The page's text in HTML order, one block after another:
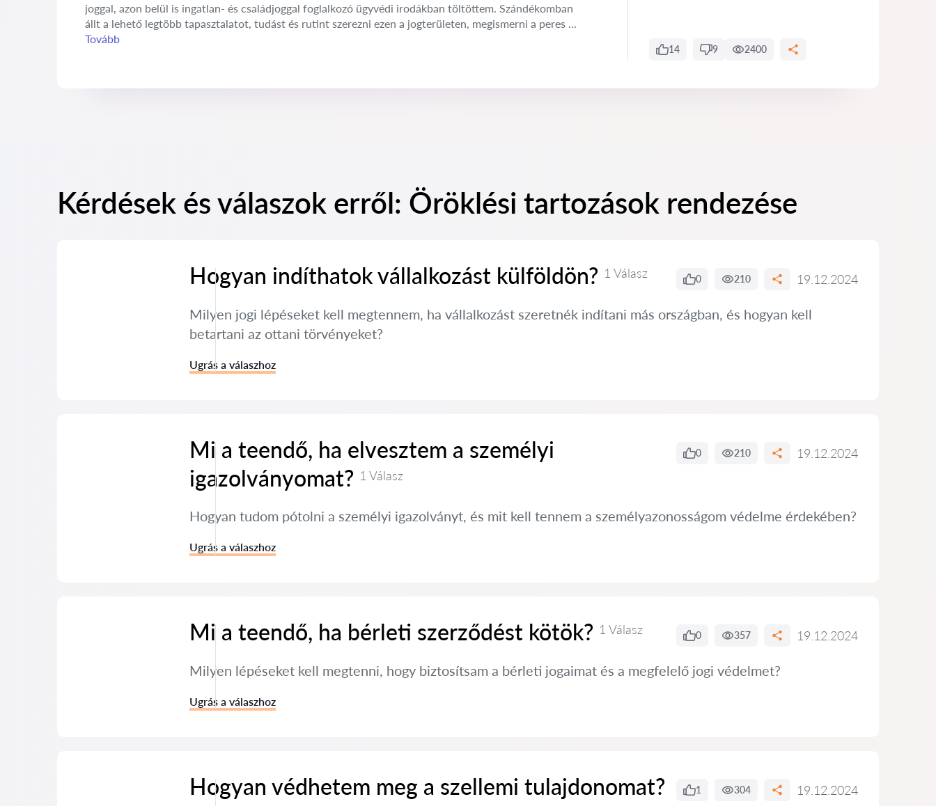
joggal, azon belül is ingatlan- és családjoggal foglalkozó ügyvédi irodákban töltöttem. Szándékomban
állt a lehető legtöbb tapasztalatot, tudást és rutint szerezni ezen a jogterületen, megismerni a peres ...
Tovább
14 9 2400
Kérdések és válaszok erről: Öröklési tartozások rendezése
Hogyan indíthatok vállalkozást külföldön? 1 Válasz 0 210 19.12.2024
Milyen jogi lépéseket kell megtennem, ha vállalkozást szeretnék indítani más országban, és hogyan kell
betartani az ottani törvényeket?
Ugrás a válaszhoz
Mi a teendő, ha elvesztem a személyi
igazolványomat? 1 Válasz
0 210 19.12.2024
Hogyan tudom pótolni a személyi igazolványt, és mit kell tennem a személyazonosságom védelme érdekében?
Ugrás a válaszhoz
Mi a teendő, ha bérleti szerződést kötök? 1 Válasz 0 357 19.12.2024
Milyen lépéseket kell megtenni, hogy biztosítsam a bérleti jogaimat és a megfelelő jogi védelmet?
Ugrás a válaszhoz
Hogyan védhetem meg a szellemi tulajdonomat? 1 304 19.12.2024